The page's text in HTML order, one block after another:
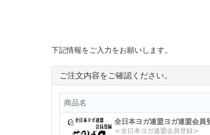
下記情報をご入力をお願いします。
ご注文内容をご確認ください。
商品名
全日本ヨガ連盟ヨガ連盟会員
≪全日本ヨガ連盟会員登録≫